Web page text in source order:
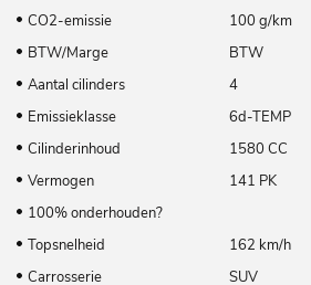
CO2-emissie
100 g/km
BTW/Marge
BTW
Aantal cilinders
4
Emissieklasse
6d-TEMP
Cilinderinhoud
1580 CC
Vermogen
141 PK
100% onderhouden?
Topsnelheid
162 km/h
Carrosserie
SUV